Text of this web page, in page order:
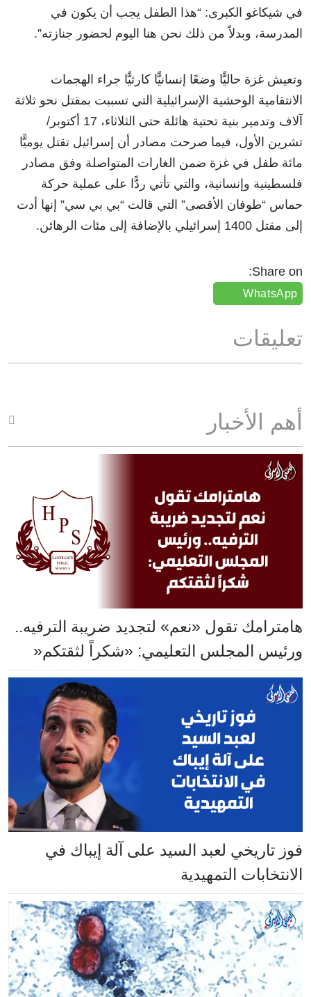
في شيكاغو الكبرى: “هذا الطفل يجب أن يكون في
المدرسة، وبدلاً من ذلك نحن هنا اليوم لحضور جنازته”.
وتعيش غزة حاليًّا وضعًا إنسانيًّا كارثيًّا جراء الهجمات
الانتقامية الوحشية الإسرائيلية التي تسببت بمقتل نحو ثلاثة
آلاف وتدمير بنية تحتية هائلة حتى الثلاثاء، 17 أكتوبر/
تشرين الأول، فيما صرحت مصادر أن إسرائيل تقتل يوميًّا
مائة طفل في غزة ضمن الغارات المتواصلة وفق مصادر
فلسطينية وإنسانية، والتي تأتي ردًّا على عملية حركة
حماس “طوفان الأقصى” التي قالت “بي بي سي” إنها أدت
إلى مقتل 1400 إسرائيلي بالإضافة إلى مئات الرهائن.
Share on:
WhatsApp
تعليقات
أهم الأخبار
هامترامك تقول «نعم» لتجديد ضريبة الترفيه..
ورئيس المجلس التعليمي: «شكراً لثقتكم«
فوز تاريخي لعبد السيد على آلة إيباك في
الانتخابات التمهيدية